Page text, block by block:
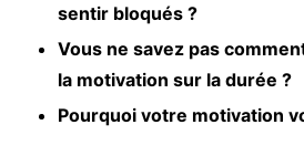
sentir bloqués ?
Vous ne savez pas
la motivation sur la durée ?
Pourquoi votre motivation